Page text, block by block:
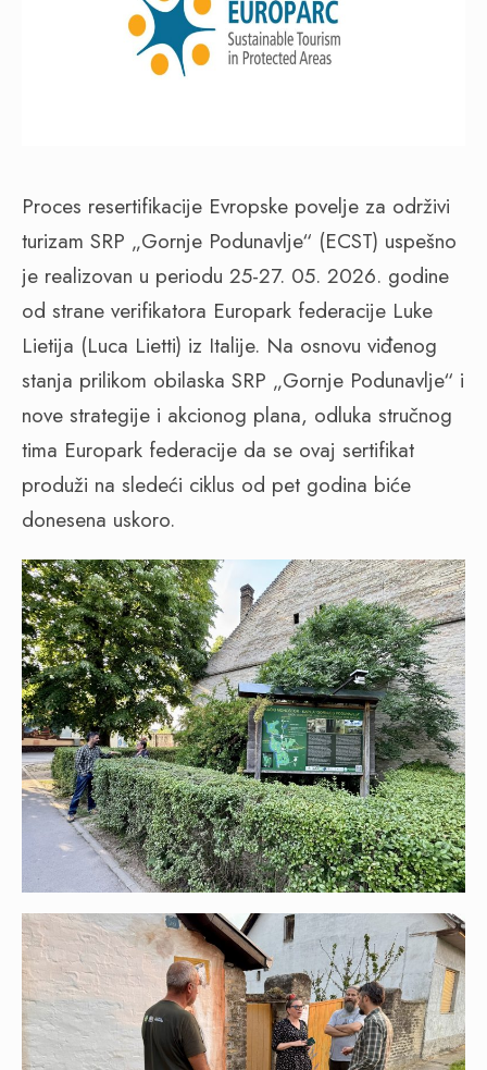
Proces resertifikacije Evropske povelje za održivi
turizam SRP „Gornje Podunavlje“ (ECST) uspešno
je realizovan u periodu 25-27. 05. 2026. godine
od strane verifikatora Europark federacije Luke
Lietija (Luca Lietti) iz Italije. Na osnovu viđenog
stanja prilikom obilaska SRP „Gornje Podunavlje“ i
nove strategije i akcionog plana, odluka stručnog
tima Europark federacije da se ovaj sertifikat
produži na sledeći ciklus od pet godina biće
donesena uskoro.